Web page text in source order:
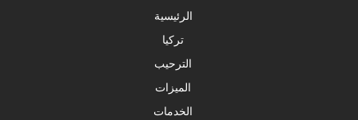
الرئيسية
تركيا
الترحيب
الميزات
الخدمات